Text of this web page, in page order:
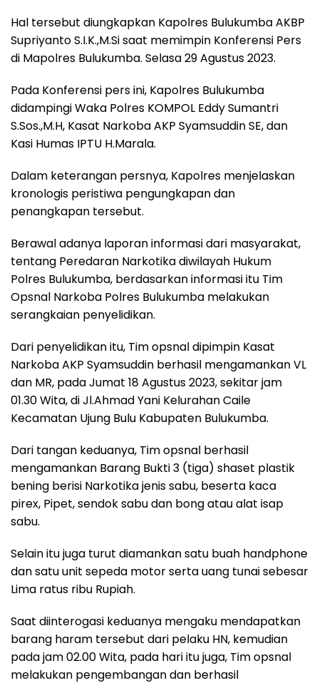
Hal tersebut diungkapkan Kapolres Bulukumba AKBP
Supriyanto S.I.K.,M.Si saat memimpin Konferensi Pers
di Mapolres Bulukumba. Selasa 29 Agustus 2023.
Pada Konferensi pers ini, Kapolres Bulukumba
didampingi Waka Polres KOMPOL Eddy Sumantri
S.Sos.,M.H, Kasat Narkoba AKP Syamsuddin SE, dan
Kasi Humas IPTU H.Marala.
Dalam keterangan persnya, Kapolres menjelaskan
kronologis peristiwa pengungkapan dan
penangkapan tersebut.
Berawal adanya laporan informasi dari masyarakat,
tentang Peredaran Narkotika diwilayah Hukum
Polres Bulukumba, berdasarkan informasi itu Tim
Opsnal Narkoba Polres Bulukumba melakukan
serangkaian penyelidikan.
Dari penyelidikan itu, Tim opsnal dipimpin Kasat
Narkoba AKP Syamsuddin berhasil mengamankan VL
dan MR, pada Jumat 18 Agustus 2023, sekitar jam
01.30 Wita, di Jl.Ahmad Yani Kelurahan Caile
Kecamatan Ujung Bulu Kabupaten Bulukumba.
Dari tangan keduanya, Tim opsnal berhasil
mengamankan Barang Bukti 3 (tiga) shaset plastik
bening berisi Narkotika jenis sabu, beserta kaca
pirex, Pipet, sendok sabu dan bong atau alat isap
sabu.
Selain itu juga turut diamankan satu buah handphone
dan satu unit sepeda motor serta uang tunai sebesar
Lima ratus ribu Rupiah.
Saat diinterogasi keduanya mengaku mendapatkan
barang haram tersebut dari pelaku HN, kemudian
pada jam 02.00 Wita, pada hari itu juga, Tim opsnal
melakukan pengembangan dan berhasil